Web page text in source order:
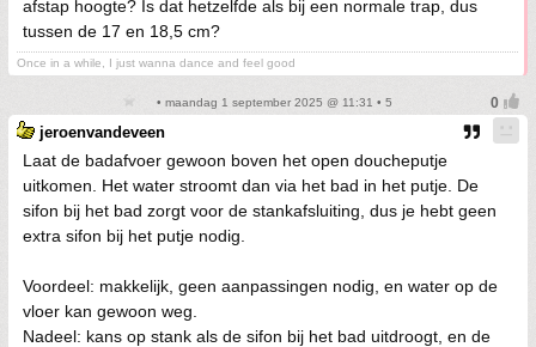
afstap hoogte? Is dat hetzelfde als bij een normale trap, dus
tussen de 17 en 18,5 cm?
Once in a while, I just wanna dance and feel good
• maandag 1 september 2025 @ 11:31 • 5
jeroenvandeveen
Laat de badafvoer gewoon boven het open doucheputje
uitkomen. Het water stroomt dan via het bad in het putje. De
sifon bij het bad zorgt voor de stankafsluiting, dus je hebt geen
extra sifon bij het putje nodig.
Voordeel: makkelijk, geen aanpassingen nodig, en water op de
vloer kan gewoon weg.
Nadeel: kans op stank als de sifon bij het bad uitdroogt, en de